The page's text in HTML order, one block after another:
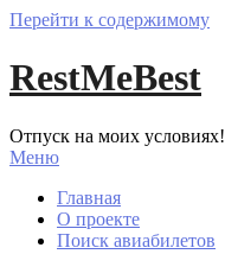
Перейти к содержимому
RestMeBest
Отпуск на моих условиях!
Меню
Главная
О проекте
Поиск авиабилетов